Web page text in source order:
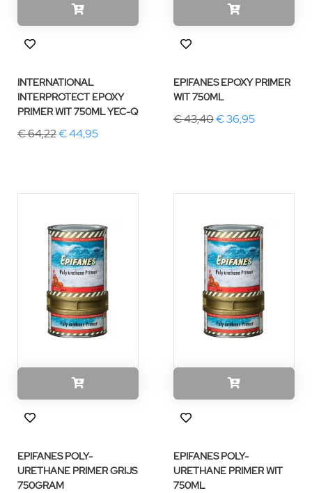
INTERNATIONAL
INTERPROTECT EPOXY
PRIMER WIT 750ML YEC-Q
€ 64,22€ 44,95
EPIFANES EPOXY PRIMER
WIT 750ML
€ 43,40€ 36,95
EPIFANES POLY-
URETHANE PRIMER GRIJS
750GRAM
EPIFANES POLY-
URETHANE PRIMER WIT
750ML